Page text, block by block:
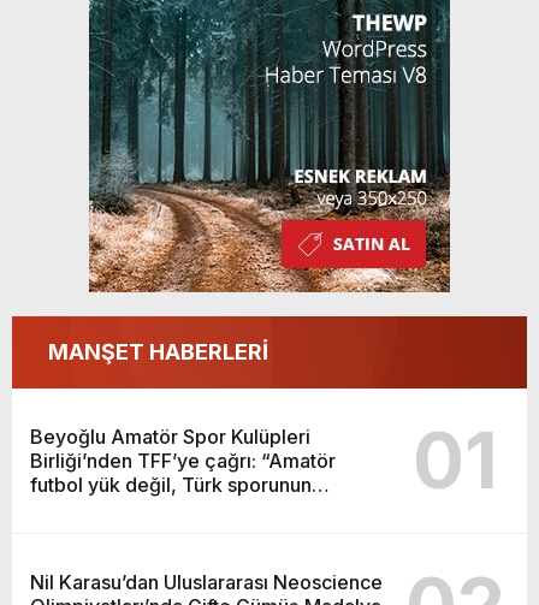
MANŞET HABERLERİ
Beyoğlu Amatör Spor Kulüpleri
Birliği’nden TFF’ye çağrı: “Amatör
futbol yük değil, Türk sporunun
01
Nil Karasu’dan Uluslararası Neoscience